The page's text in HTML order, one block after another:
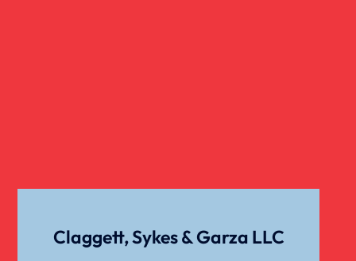
Claggett, Sykes & Garza LLC